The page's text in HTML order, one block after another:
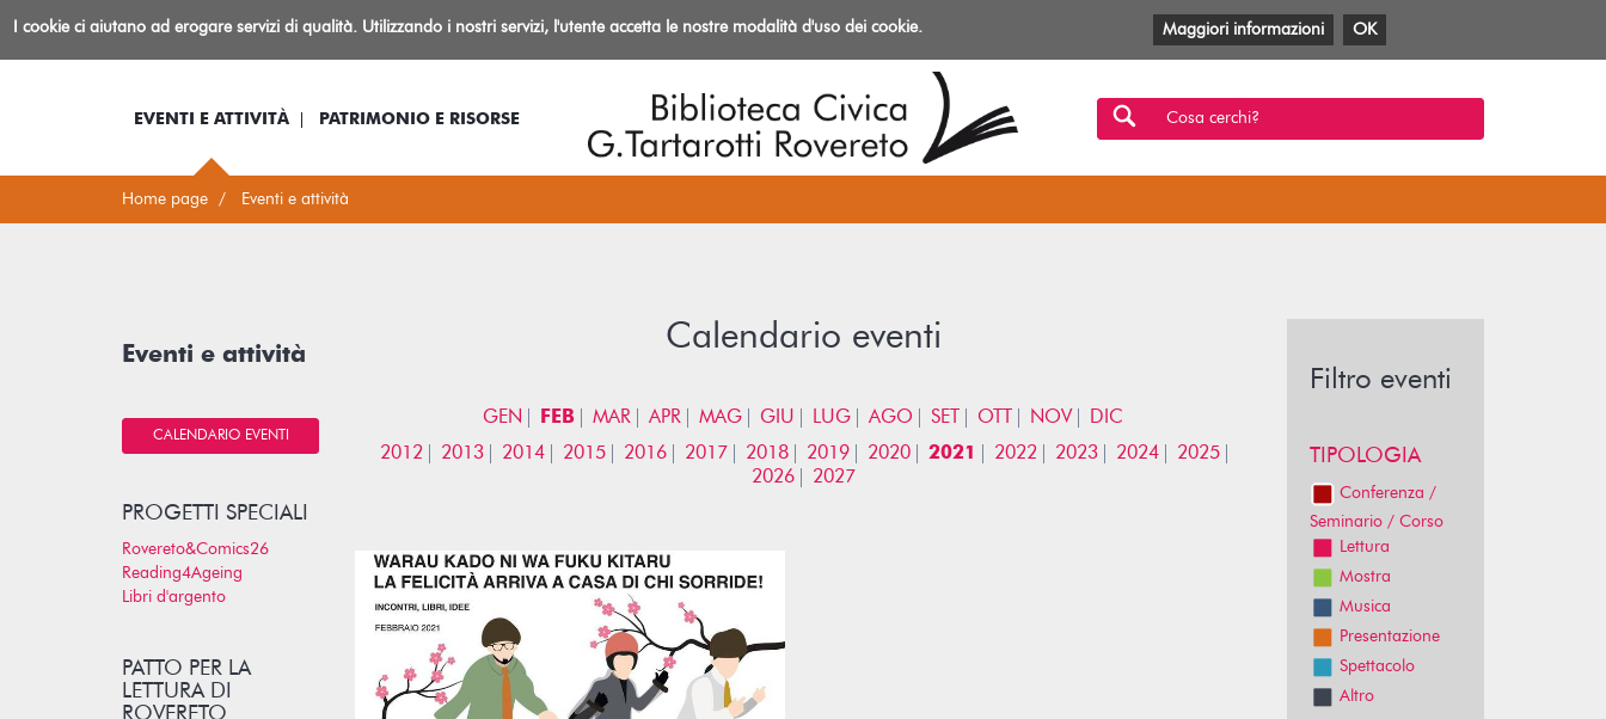
BibliotecaIo sono... Log-in Informazioni
Facebook
TwitterYouTube
Anobii
SBTMlol
EVENTI E ATTIVITÀ PATRIMONIO E RISORSE Cosa cerchi?
Home page Eventi e attività
Calendario eventi
GEN FEB MAR APR MAG GIU LUG AGO SET OTT NOV
DIC
2012
2013 2014 2015 2016 2017 2018 2019 2020 2021 2022 2023 2024
2025
2026
2027
Eventi e attività
CALENDARIO EVENTI
PROGETTI SPECIALI
Rovereto&Comics26
Reading4Ageing
Libri d'argento
PATTO PER LA
LETTURA DI
ROVERETO
Filtro eventi
TIPOLOGIA
Conferenza /
Seminario / Corso
Lettura
Mostra
Musica
Presentazione
Spettacolo
Altro
I cookie ci aiutano ad erogare servizi di qualità. Utilizzando i nostri servizi, l'utente accetta le nostre modalità d'uso dei cookie. Maggiori informazioni OK